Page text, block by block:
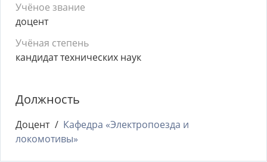
Учёное звание
доцент
Учёная степень
кандидат технических наук
Должность
Доцент
Кафедра «Электропоезда и
локомотивы»